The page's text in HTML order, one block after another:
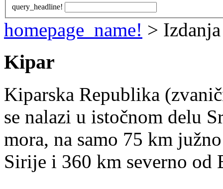
query_headline!
homepage_name! >
Kipar
Kiparska Republika
se nalazi u istočnom delu
mora, na samo 75 km
Sirije i 360 km severno od